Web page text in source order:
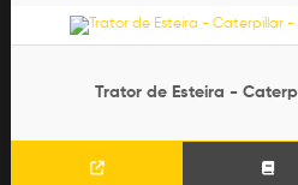
Trator de Esteira -